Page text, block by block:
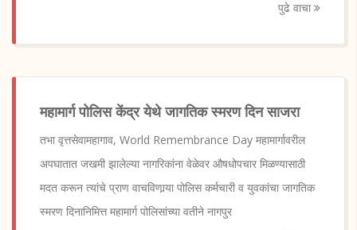
पुढे वाचा
महामार्ग पोलिस केंद्र येथे जागतिक स्मरण दिन साजरा
तभा वृत्तसेवामहागाव, World Remembrance Day महामार्गावरील
अपघातात जखमी झालेल्या नागरिकांना वेळेवर औषधोपचार मिळण्यासाठी
मदत करून त्यांचे प्राण वाचविणार्‍या पोलिस कर्मचारी व युवकांचा जागतिक
स्मरण दिनानिमित्त महामार्ग पोलिसांच्या वतीने नागपुर